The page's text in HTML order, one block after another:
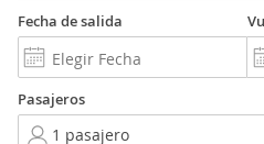
Fecha de salida
Pasajeros